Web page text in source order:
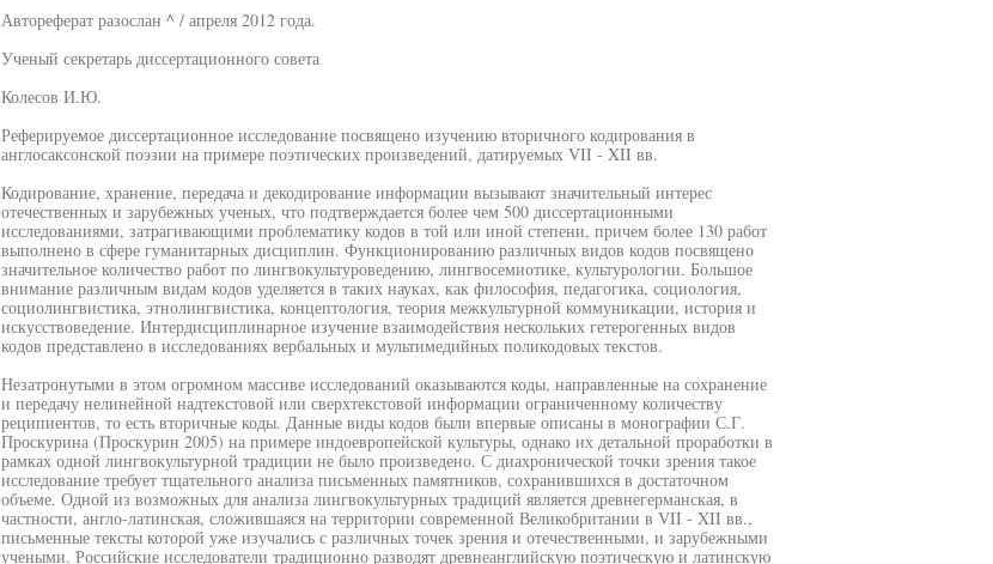
Автореферат разослан ^ / апреля 2012 года.
Ученый секретарь диссертационного совета
Колесов И.Ю.
Реферируемое диссертационное исследование посвящено изучению вторичного кодирования в
англосаксонской поэзии на примере поэтических произведений, датируемых VII - XII вв.
Кодирование, хранение, передача и декодирование информации вызывают значительный интерес
отечественных и зарубежных ученых, что подтверждается более чем 500 диссертационными
исследованиями, затрагивающими проблематику кодов в той или иной степени, причем более 130 работ
выполнено в сфере гуманитарных дисциплин. Функционированию различных видов кодов посвящено
значительное количество работ по лингвокультуроведению, лингвосемиотике, культурологии. Большое
внимание различным видам кодов уделяется в таких науках, как философия, педагогика, социология,
социолингвистика, этнолингвистика, концептология, теория межкультурной коммуникации, история и
искусствоведение. Интердисциплинарное изучение взаимодействия нескольких гетерогенных видов
кодов представлено в исследованиях вербальных и мультимедийных поликодовых текстов.
Незатронутыми в этом огромном массиве исследований оказываются коды, направленные на сохранение
и передачу нелинейной надтекстовой или сверхтекстовой информации ограниченному количеству
реципиентов, то есть вторичные коды. Данные виды кодов были впервые описаны в монографии С.Г.
Проскурина (Проскурин 2005) на примере индоевропейской культуры, однако их детальной проработки в
рамках одной лингвокультурной традиции не было произведено. С диахронической точки зрения такое
исследование требует тщательного анализа письменных памятников, сохранившихся в достаточном
объеме. Одной из возможных для анализа лингвокультурных традиций является древнегерманская, в
частности, англо-латинская, сложившаяся на территории современной Великобритании в VII - XII вв.,
письменные тексты которой уже изучались с различных точек зрения и отечественными, и зарубежными
учеными. Российские исследователи традиционно разводят древнеанглийскую поэтическую и латинскую